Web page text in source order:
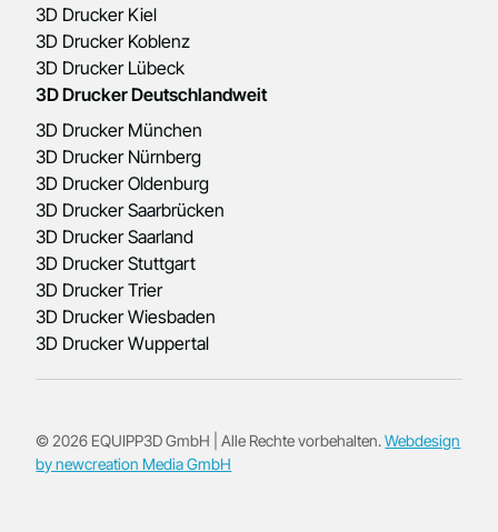
3D Drucker Kiel
3D Drucker Koblenz
3D Drucker Lübeck
3D Drucker Deutschlandweit
3D Drucker München
3D Drucker Nürnberg
3D Drucker Oldenburg
3D Drucker Saarbrücken
3D Drucker Saarland
3D Drucker Stuttgart
3D Drucker Trier
3D Drucker Wiesbaden
3D Drucker Wuppertal
© 2026 EQUIPP3D GmbH | Alle Rechte vorbehalten.Webdesign
by newcreation Media GmbH